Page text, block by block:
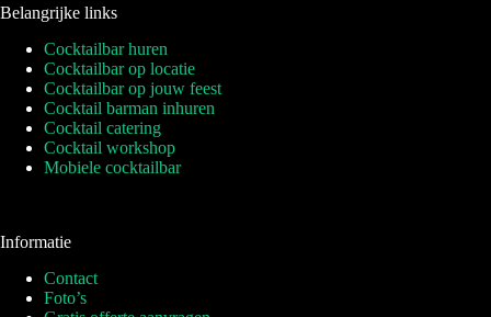
Belangrijke links
Cocktailbar huren
Cocktailbar op locatie
Cocktailbar op jouw feest
Cocktail barman inhuren
Cocktail catering
Cocktail workshop
Mobiele cocktailbar
Informatie
Contact
Foto’s